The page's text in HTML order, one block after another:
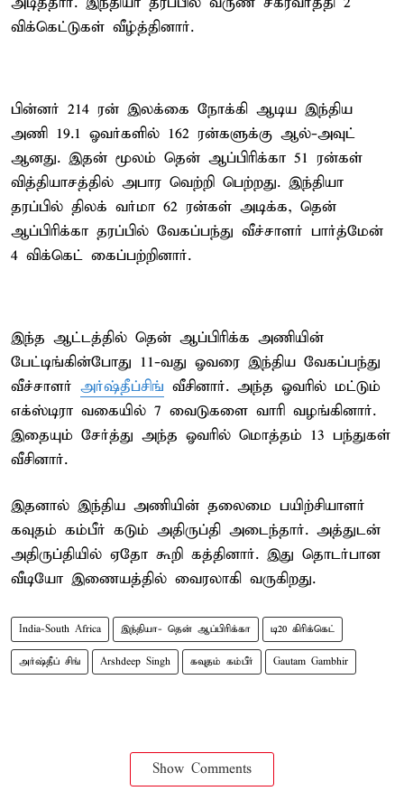
விக்கெட்டுகள் வீழ்த்தினார்.
பின்னர் 214 ரன் இலக்கை நோக்கி ஆடிய இந்திய
அணி 19.1 ஓவர்களில் 162 ரன்களுக்கு ஆல்-அவுட்
ஆனது. இதன் மூலம் தென் ஆப்பிரிக்கா 51 ரன்கள்
வித்தியாசத்தில் அபார வெற்றி பெற்றது. இந்தியா
தரப்பில் திலக் வர்மா 62 ரன்கள் அடிக்க, தென்
ஆப்பிரிக்கா தரப்பில் வேகப்பந்து வீச்சாளர் பார்த்மேன்
4 விக்கெட் கைப்பற்றினார்.
இந்த ஆட்டத்தில் தென் ஆப்பிரிக்க அணியின்
பேட்டிங்கின்போது 11-வது ஓவரை இந்திய வேகப்பந்து
வீச்சாளர் அர்ஷ்தீப்சிங் வீசினார். அந்த ஓவரில் மட்டும்
எக்ஸ்டிரா வகையில் 7 வைடுகளை வாரி வழங்கினார்.
இதையும் சேர்த்து அந்த ஓவரில் மொத்தம் 13 பந்துகள்
வீசினார்.
இதனால் இந்திய அணியின் தலைமை பயிற்சியாளர்
கவுதம் கம்பீர் கடும் அதிருப்தி அடைந்தார். அத்துடன்
அதிருப்தியில் ஏதோ கூறி கத்தினார். இது தொடர்பான
வீடியோ இணையத்தில் வைரலாகி வருகிறது.
India-South Africa இந்தியா- தென் ஆப்பிரிக்கா டி20 கிரிக்கெட்
அர்ஷ்தீப் சிங் Arshdeep Singh கவுதம் கம்பீர் Gautam Gambhir
Show Comments